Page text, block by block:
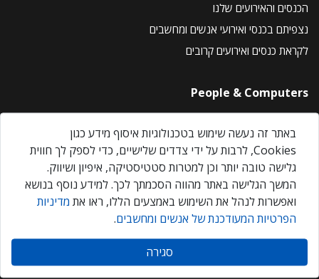
הכנסים והאירועים שלנו
נצפיתם בכנסי ואירועי אנשים ומחשבים
לקראת כנסים ואירועים קרובים
People & Computers
About Us
Privacy Policy
Contact Us
Our Events
אנשים ומחשבים © 2026 – כל הזכויות שמורות
באתר זה נעשה שימוש בטכנולוגיות איסוף מידע כגון
Cookies, לרבות על ידי צדדים שלישיים, כדי לספק לך חווית
גלישה טובה יותר וכן למטרות סטטיסטיקה, איפיון ושיווק.
המשך הגלישה באתר מהווה הסכמתך לכך. למידע נוסף בנושא
ואפשרות לנהל את השימוש באמצעים הללו, ראו את מדיניות
הפרטיות המעודכנת של אנשים ומחשבים.
סגירה